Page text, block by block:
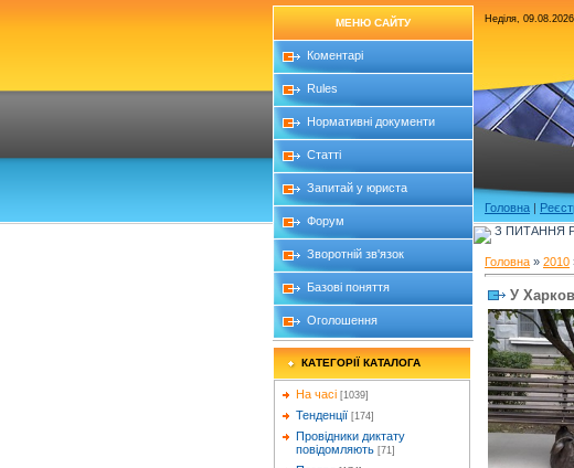
МЕНЮ САЙТУ
Коментарі
Rules
Нормативні документи
Статті
Запитай у юриста
Форум
Зворотній зв'язок
Базові поняття
Оголошення
КАТЕГОРІЇ КАТАЛОГА
На часі [1039]
Тенденції [174]
Провідники диктату
повідомляють [71]
Неділя,
Головна |
З ПИТАННЯ
Головна » 2010
У